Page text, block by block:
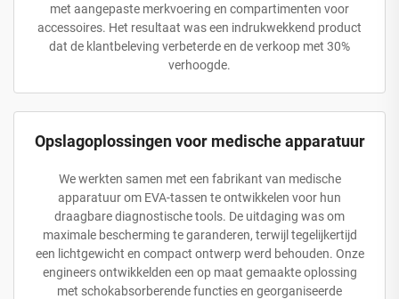
met aangepaste merkvoering en compartimenten voor
accessoires. Het resultaat was een indrukwekkend product
dat de klantbeleving verbeterde en de verkoop met 30%
verhoogde.
Opslagoplossingen voor medische apparatuur
We werkten samen met een fabrikant van medische
apparatuur om EVA-tassen te ontwikkelen voor hun
draagbare diagnostische tools. De uitdaging was om
maximale bescherming te garanderen, terwijl tegelijkertijd
een lichtgewicht en compact ontwerp werd behouden. Onze
engineers ontwikkelden een op maat gemaakte oplossing
met schokabsorberende functies en georganiseerde